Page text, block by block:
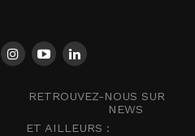
RETROUVEZ-NOUS SUR
NEWS
ET AILLEURS :